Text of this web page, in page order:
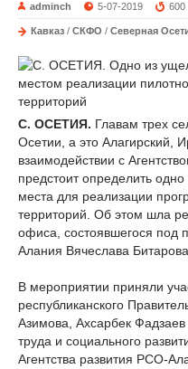
adminch 5-07-2019 600
Кавказ / СКФО / Северная
С. ОСЕТИЯ. Главам трех
Осетии, а это Алагирский,
взаимодействии с
предстоит определить
места для реализации
территорий. Об этом шла
офиса, состоявшегося под
Алания Вячеслава Битарова .
В мероприятии приняли
республиканского
Азимова, Ахсарбек
труда и социального
Агентства развития РСО-